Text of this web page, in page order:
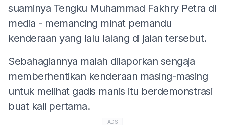
suaminya Tengku Muhammad Fakhry Petra di
media - memancing minat pemandu
kenderaan yang lalu lalang di jalan tersebut.
Sebahagiannya malah dilaporkan sengaja
memberhentikan kenderaan masing-masing
untuk melihat gadis manis itu berdemonstrasi
buat kali pertama.
ADS